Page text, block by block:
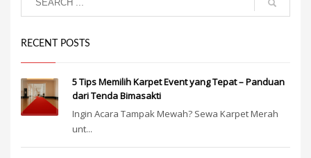
RECENT POSTS
5 Tips Memilih Karpet Event yang Tepat – Panduan
dari Tenda Bimasakti
Ingin Acara Tampak Mewah? Sewa Karpet Merah
unt...